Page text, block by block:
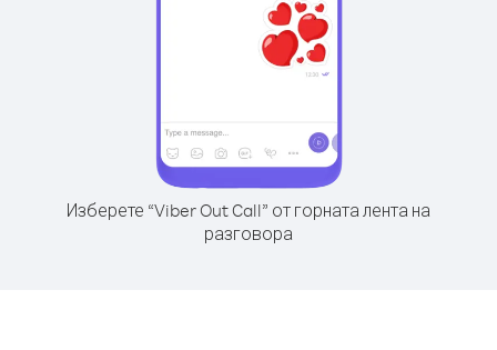
Изберете “Viber Out Call” от горната лента на
разговора